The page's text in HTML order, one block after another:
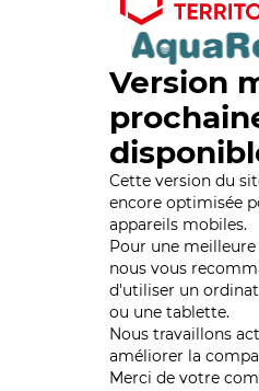
Version
Cette version du
encore optimisée
appareils mobiles.
Pour une meilleure
nous vous
d'utiliser un
ou une tablette.
Nous travaillons
améliorer la
Merci de votre